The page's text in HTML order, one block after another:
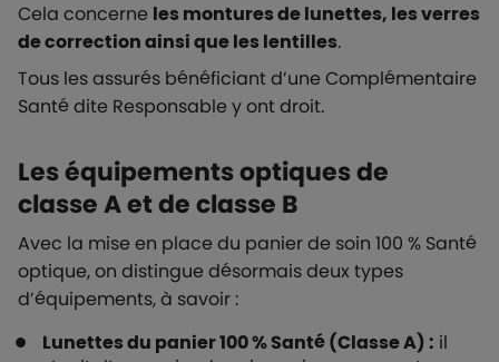
Cela concerne les montures de lunettes, les verres
de correction ainsi que les lentilles.
Tous les assurés bénéficiant d’une Complémentaire
Santé dite Responsable y ont droit.
Les équipements optiques de
classe A et de classe B
Avec la mise en place du panier de soin 100 % Santé
optique, on distingue désormais deux types
d’équipements, à savoir :
Lunettes du panier 100 % Santé (Classe A) : il